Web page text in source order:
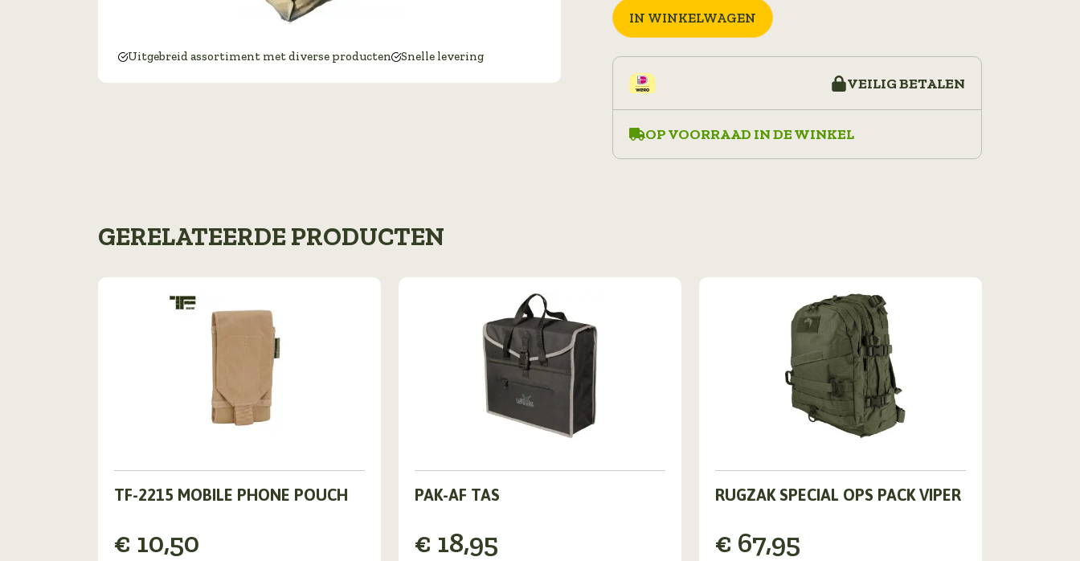
Uitgebreid assortiment met diverse producten Snelle levering
IN WINKELWAGEN
VEILIG BETALEN
OP VOORRAAD IN DE WINKEL
GERELATEERDE PRODUCTEN
TF-2215 MOBILE PHONE POUCH
€ 10,50
product
meerdere
variaties.
PAK-AF TAS
€ 18,95
RUGZAK SPECIAL OPS PACK VIPER
€ 67,95
product
meerdere
variaties.